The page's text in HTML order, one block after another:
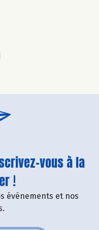
vous à la
!
événements et nos